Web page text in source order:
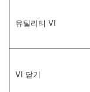
유틸리티 VI
VI 닫기